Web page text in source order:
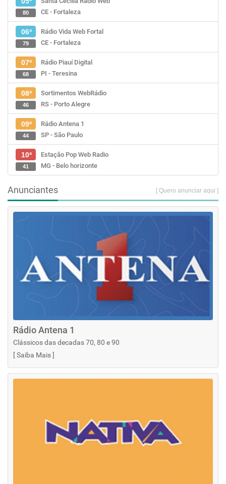
CE - Fortaleza
80
06ª
Rádio Vida Web Fortal
CE - Fortaleza
79
07ª
Rádio Piauí Digital
PI - Teresina
68
08ª
Sortimentos WebRádio
RS - Porto Alegre
46
09ª
Rádio Antena 1
SP - São Paulo
44
10ª
Estação Pop Web Radio
MG - Belo horizonte
41
Anunciantes [ Quero anunciar aqui ]
Rádio Antena 1
Clássicos das decadas 70, 80 e 90
[Saiba Mais]